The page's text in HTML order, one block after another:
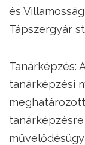
és
Tápszergyár
Tanárképzés:
tanárképzési